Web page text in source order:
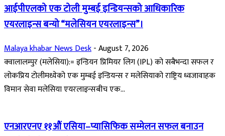
आईपीएलको एक टोली मुम्बई इन्डियन्सको आधिकारिक
एयरलाइन्स बन्यो “मलेसियन एयरलाइन्स”।
Malaya khabar News Desk-August 7, 2026
क्वालालम्पुर (मलेसिया):= इन्डियन प्रिमियर लिग (IPL) को सबैभन्दा सफल र
लोकप्रिय टोलीमध्येको एक मुम्बई इन्डियन्स र मलेसियाको राष्ट्रिय ध्वजावाहक
विमान सेवा मलेसिया एयरलाइन्सबीच एक...
एनआरएनए ११औं एसिया–प्यासिफिक सम्मेलन सफल बनाउन